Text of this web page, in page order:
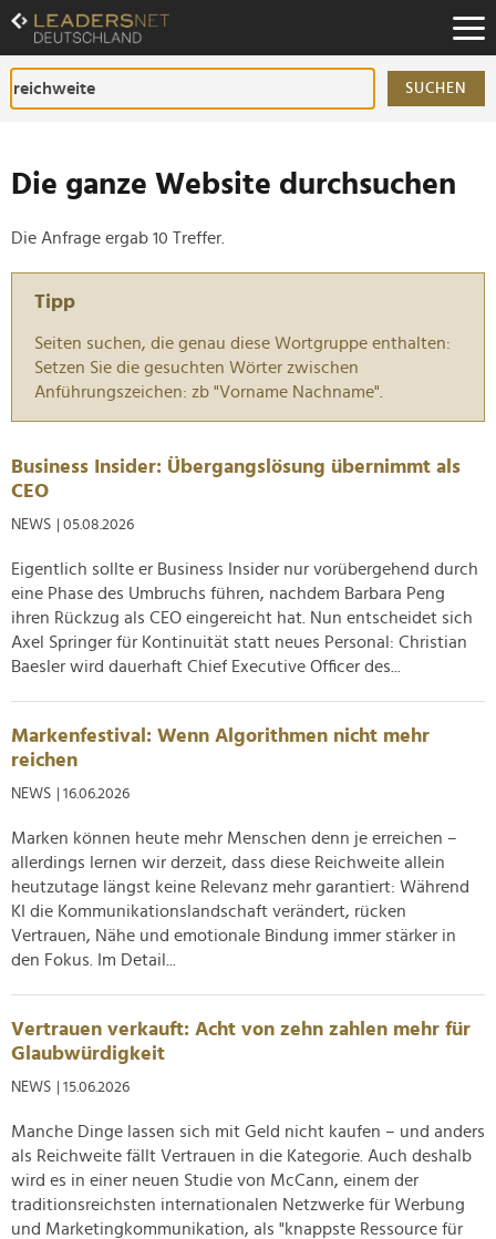
Zum
Inhalt
Zur
Fußzeilen-
Navigation
SUCHEN
Die ganze Website durchsuchen
Die Anfrage ergab 10 Treffer.
Tipp
Seiten suchen, die genau diese Wortgruppe enthalten:
Setzen Sie die gesuchten Wörter zwischen
Anführungszeichen: zb "Vorname Nachname".
Business Insider: Übergangslösung übernimmt als
CEO
NEWS | 05.08.2026
Eigentlich sollte er Business Insider nur vorübergehend durch
eine Phase des Umbruchs führen, nachdem Barbara Peng
ihren Rückzug als CEO eingereicht hat. Nun entscheidet sich
Axel Springer für Kontinuität statt neues Personal: Christian
Baesler wird dauerhaft Chief Executive Officer des...
Markenfestival: Wenn Algorithmen nicht mehr
reichen
NEWS | 16.06.2026
Marken können heute mehr Menschen denn je erreichen –
allerdings lernen wir derzeit, dass diese Reichweite allein
heutzutage längst keine Relevanz mehr garantiert: Während
KI die Kommunikationslandschaft verändert, rücken
Vertrauen, Nähe und emotionale Bindung immer stärker in
den Fokus. Im Detail...
Vertrauen verkauft: Acht von zehn zahlen mehr für
Glaubwürdigkeit
NEWS | 15.06.2026
Manche Dinge lassen sich mit Geld nicht kaufen – und anders
als Reichweite fällt Vertrauen in die Kategorie. Auch deshalb
wird es in einer neuen Studie von McCann, einem der
traditionsreichsten internationalen Netzwerke für Werbung
und Marketingkommunikation, als "knappste Ressource für